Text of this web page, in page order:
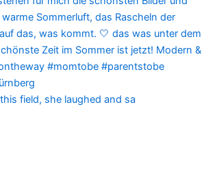
field, she laughed and sa